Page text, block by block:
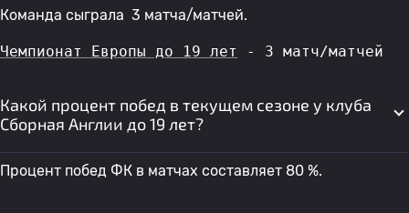
Команда сыграла 3 матча/матчей.
Чемпионат Европы до 19 лет - 3 матч/матчей
Какой процент побед в текущем сезоне у клуба
Сборная Англии до 19 лет?
Процент побед ФК в матчах составляет 80 %.